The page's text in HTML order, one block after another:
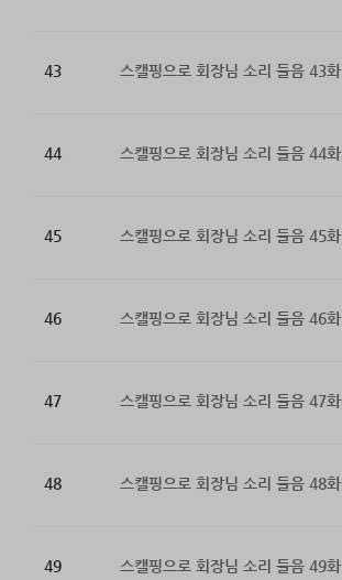
43 스캘핑으로 회장님 소리 들음 43화
44 스캘핑으로 회장님 소리 들음 44화
45 스캘핑으로 회장님 소리 들음 45화
46 스캘핑으로 회장님 소리 들음 46화
47 스캘핑으로 회장님 소리 들음 47화
48 스캘핑으로 회장님 소리 들음 48화
49 스캘핑으로 회장님 소리 들음 49화